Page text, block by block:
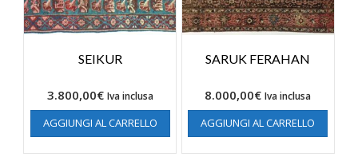
SARUK FERAHAN
8.000,00€ Iva inclusa
AGGIUNGI AL CARRELLO
SEIKUR
3.800,00€ Iva inclusa
AGGIUNGI AL CARRELLO